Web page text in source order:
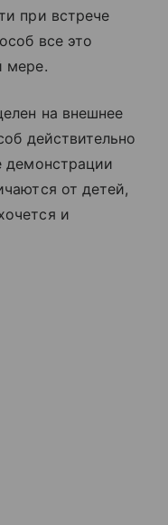
при встрече
все это
мере.
на внешнее
действительно
демонстрации
от детей,
и